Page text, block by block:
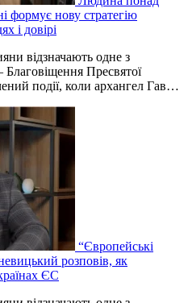
формує нову стратегію
і довірі
відзначають одне з
Пресвятої
події, коли архангел Гав…
“Європейські
розповів, як
ЄС